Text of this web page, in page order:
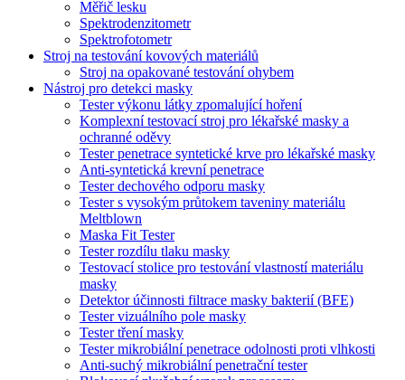
Měřič lesku
Spektrodenzitometr
Spektrofotometr
Stroj na testování kovových materiálů
Stroj na opakované testování ohybem
Nástroj pro detekci masky
Tester výkonu látky zpomalující hoření
Komplexní testovací stroj pro lékařské masky a
ochranné oděvy
Tester penetrace syntetické krve pro lékařské masky
Anti-syntetická krevní penetrace
Tester dechového odporu masky
Tester s vysokým průtokem taveniny materiálu
Meltblown
Maska Fit Tester
Tester rozdílu tlaku masky
Testovací stolice pro testování vlastností materiálu
masky
Detektor účinnosti filtrace masky bakterií (BFE)
Tester vizuálního pole masky
Tester tření masky
Tester mikrobiální penetrace odolnosti proti vlhkosti
Anti-suchý mikrobiální penetrační tester